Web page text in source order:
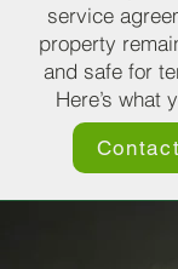
service
property
and safe for
Here’s what